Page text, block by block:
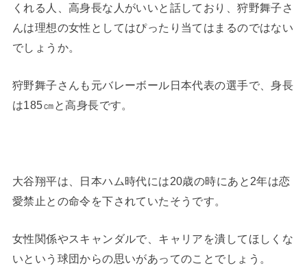
くれる人、高身長な人がいいと話しており、狩野舞子さ
んは理想の女性としてはぴったり当てはまるのではない
でしょうか。
狩野舞子さんも元バレーボール日本代表の選手で、身長
は185㎝と高身長です。
大谷翔平は、日本ハム時代には20歳の時にあと2年は恋
愛禁止との命令を下されていたそうです。
女性関係やスキャンダルで、キャリアを潰してほしくな
いという球団からの思いがあってのことでしょう。